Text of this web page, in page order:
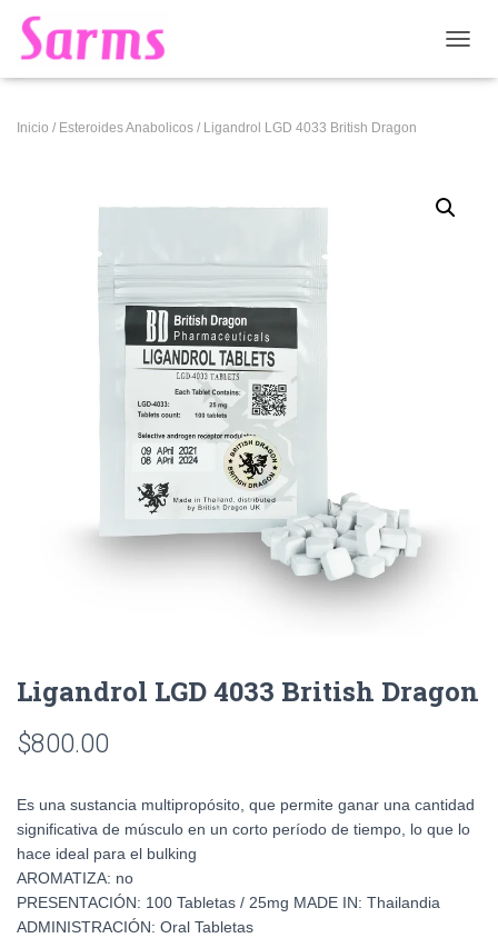
Inicio / Esteroides Anabolicos / Ligandrol LGD 4033 British Dragon
Ligandrol LGD 4033 British Dragon
$800.00
Es una sustancia multipropósito, que permite ganar una cantidad
significativa de músculo en un corto período de tiempo, lo que lo
hace ideal para el bulking
AROMATIZA: no
PRESENTACIÓN: 100 Tabletas / 25mg MADE IN: Thailandia
ADMINISTRACIÓN: Oral Tabletas